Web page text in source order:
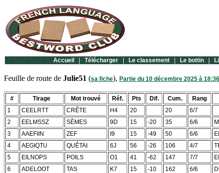
Accueil | Télécharger | Le classement | Le bottin |
Feuille de route de Julie51 (sa fiche), Partie du 10 décembre 2025 à 18:36
# Tirage Mot trouvé Réf. Pts Dif. Cum.
Rang
1
CEELRTT CRÊTE H4 20 20
6/7
2
EELMSSZ SÈMES 9D 15 -20 35 6/6
3
AAEFIIN ZEF I9 15 -49 50 6/6
4
AEGIQTU QUÊTAI 6J 56 -26 106 4/7
5
EILNOPS POILS O1 41 -62 147 7/7
6
ADELOOT TAS K7 15 -10 162 6/6